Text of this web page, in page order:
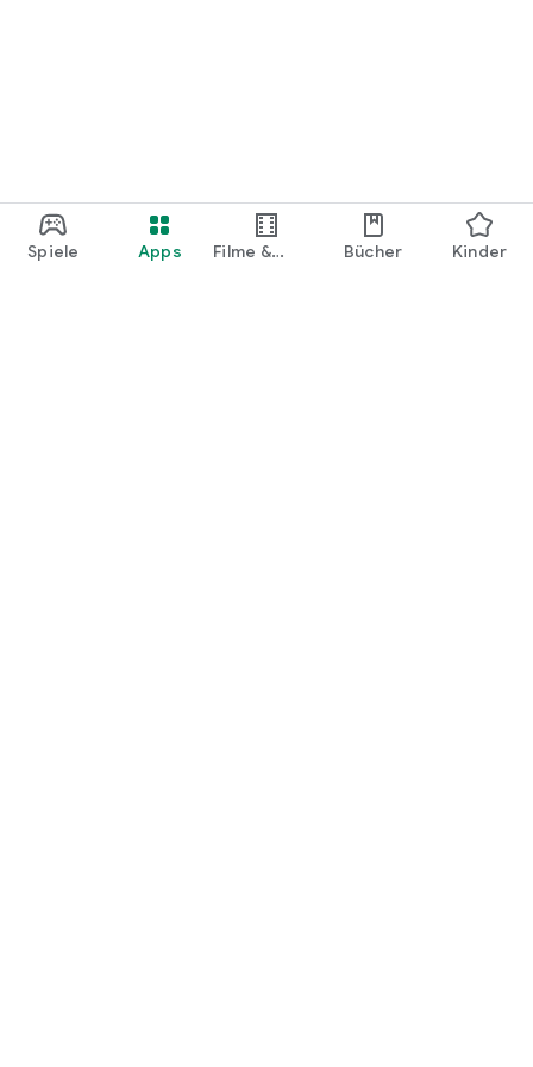
Spiele Apps
Filme &
Bücher Kinder